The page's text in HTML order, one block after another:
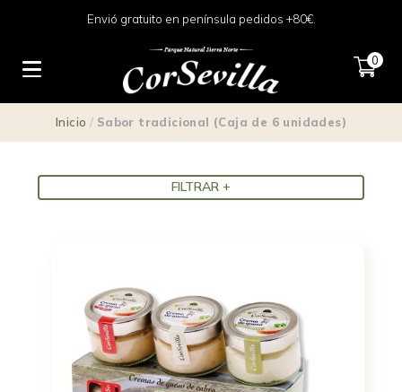
Envió gratuito en península pedidos +80€.
0
Inicio / Sabor tradicional (Caja de 6 unidades)
Sabor tradicional
(Caja de 6 unidades)
FILTRAR +
7 11 14 18
Tipo
Cremas(1)